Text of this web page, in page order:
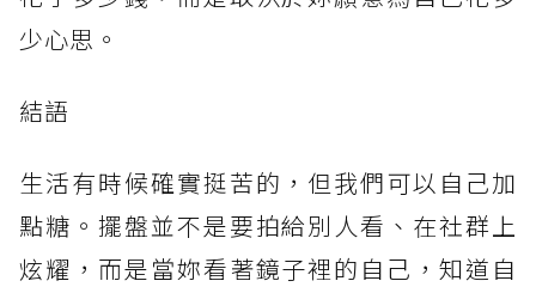
少心思。
結語
生活有時候確實挺苦的，但我們可以自己加
點糖。擺盤並不是要拍給別人看、在社群上
炫耀，而是當妳看著鏡子裡的自己，知道自